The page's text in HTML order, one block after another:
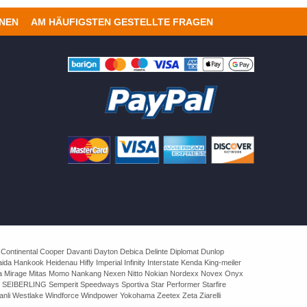
AM HÄUFIGSTEN GESTELLTE FRAGEN
Cooper Davanti Dayton Debica Delinte Diplomat Dunlop
Hankook Heidenau Hifly Imperial Infinity Interstate Kenda King-meiler
Mitas Momo Nankang Nexen Nitto Nokian Nordexx Novex Onyx
Semperit Speedways Sportiva Star Performer Starfire
Westlake Windforce Windpower Yokohama Zeetex Zeta Ziarelli